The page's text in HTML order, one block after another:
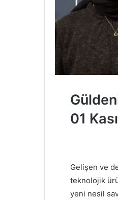
01
Gelişen ve
teknolojik
yeni nesil